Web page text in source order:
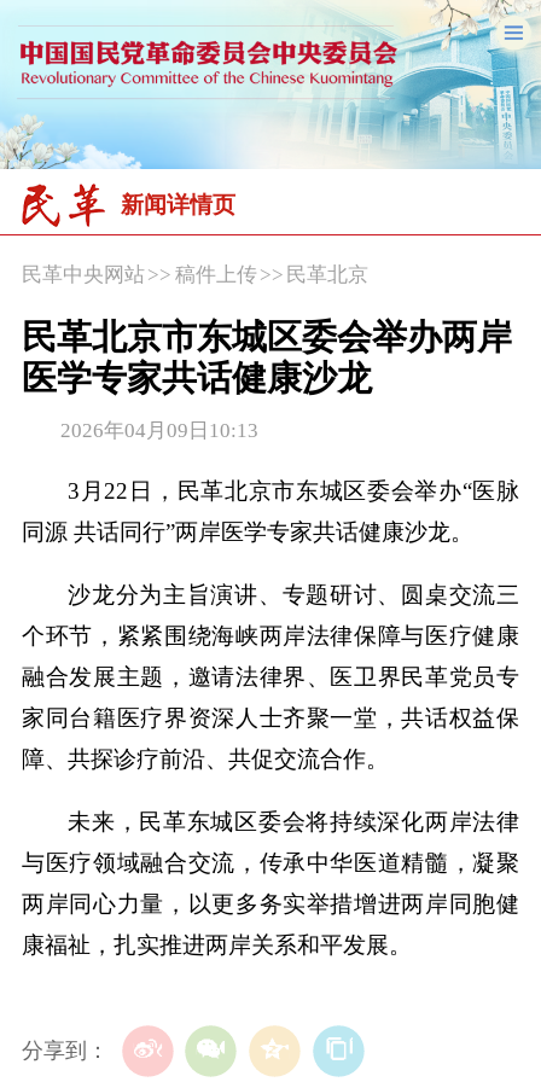
新闻详情页
民革中央网站>> 稿件上传 >> 民革北京
民革北京市东城区委会举办两岸
医学专家共话健康沙龙
2026年04月09日10:13
3月22日，民革北京市东城区委会举办“医脉
同源 共话同行”两岸医学专家共话健康沙龙。
沙龙分为主旨演讲、专题研讨、圆桌交流三
个环节，紧紧围绕海峡两岸法律保障与医疗健康
融合发展主题，邀请法律界、医卫界民革党员专
家同台籍医疗界资深人士齐聚一堂，共话权益保
障、共探诊疗前沿、共促交流合作。
未来，民革东城区委会将持续深化两岸法律
与医疗领域融合交流，传承中华医道精髓，凝聚
两岸同心力量，以更多务实举措增进两岸同胞健
康福祉，扎实推进两岸关系和平发展。
分享到：